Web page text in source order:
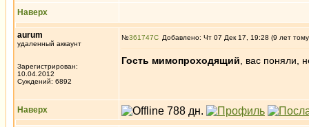
Наверх
aurum
удаленный аккаунт
Зарегистрирован:
10.04.2012
Суждений: 6892
№361747 Добавлено: Чт 07 Дек 17, 19:28 (9 лет
Гость мимопроходящий , вас поняли,
Наверх